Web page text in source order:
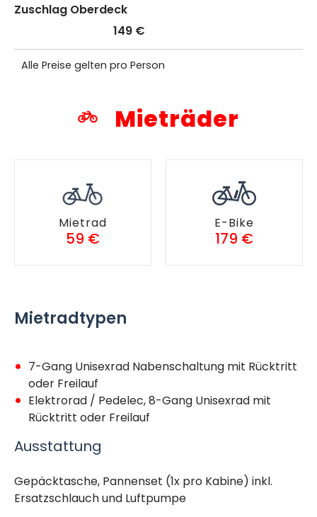
Zuschlag Oberdeck
149 €
Alle Preise gelten pro Person
Mieträder
Mietrad
59 €
E-Bike
179 €
Mietradtypen
7-Gang Unisexrad Nabenschaltung mit Rücktritt
oder Freilauf
Elektrorad / Pedelec, 8-Gang Unisexrad mit
Rücktritt oder Freilauf
Ausstattung
Gepäcktasche, Pannenset (1x pro Kabine) inkl.
Ersatzschlauch und Luftpumpe